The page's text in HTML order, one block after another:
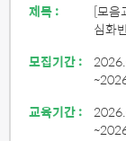
제목 :
[모음
심화
모집기간 :
교육기간 :